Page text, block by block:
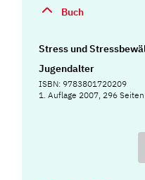
Buch
Stress und
Jugendalter
ISBN: 9783801720209
1. Auflage 2007, 296 Seiten